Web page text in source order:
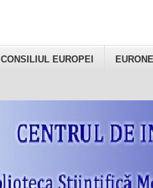
CONSILIUL EUROPEI